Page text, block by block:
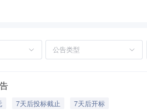
7天后投标截止
7天后开标